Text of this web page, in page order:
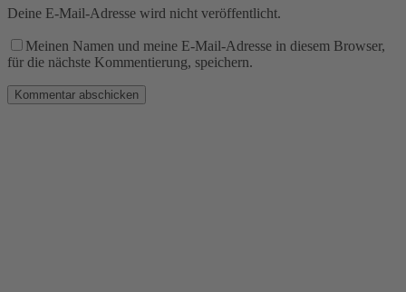
Deine E-Mail-Adresse wird nicht veröffentlicht.
Meinen Namen und meine E-Mail-Adresse in diesem Browser,
für die nächste Kommentierung, speichern.